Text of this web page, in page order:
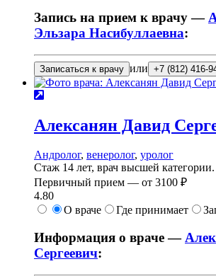
Запись на прием к врачу —
Эльзара Насибуллаевна:
Записаться к врачу или +7 (812) 416-
Алексанян Давид
Андролог, венеролог, уролог
Стаж 14 лет, врач высшей категории.
Первичный прием — от 3100 ₽
4.80
О враче
Где принимает
Информация о враче —
Сергеевич: